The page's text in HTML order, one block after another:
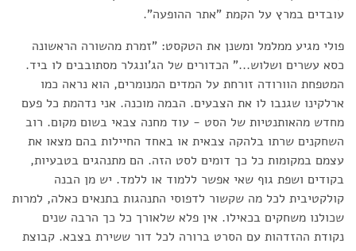
עובדים במרץ על הקמת "אתר ההופעה".
פולי מגיע ממלמל ומשנן את הטקסט: "זמרת מהשורה הראשונה
כסא עשרים ושלוש..." הכדורים של הג'ונגלר מסתובבים לו ביד.
המטפחת הוורודה זורחת על המדים המנומרים, הוא נראה כמו
ארלקינו שגנבו לו את הצבעים. הבמה מוכנה. אני נדהמת כל פעם
מחדש מהאותנטיות של הסט - עוד מחנה צבאי בשום מקום. רוב
השחקנים שרתו בלהקה צבאית או באחד החיילות בהם מצאו את
עצמם במקומות כל כך דומים לסט הזה. הם מתנהגים בטבעיות,
בקודים ושפת גוף שאי אפשר ללמוד או ללמד. יש מן הבנה
קולקטיבית לכל מה שקשור לדפוסי התנהגות בתנאים כאלה, למרות
שכולנו משחקים בכאילו. אין פלא שלאורך כל כך הרבה שנים
נקודת ההזדהות עם הסרט ברורה לכל דור ששירת בצבא. קבוצת